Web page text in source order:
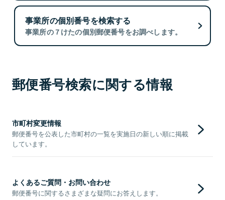
事業所の個別番号を検索する
事業所の７けたの個別郵便番号をお調べします。
郵便番号検索に関する情報
市町村変更情報
郵便番号を公表した市町村の一覧を実施日の新しい順に掲載
しています。
よくあるご質問・お問い合わせ
郵便番号に関するさまざまな疑問にお答えします。